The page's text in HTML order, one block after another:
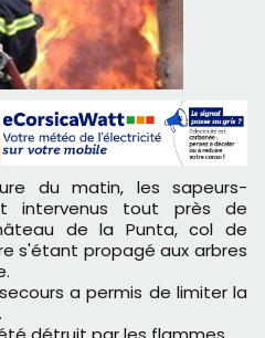
intervenus tout près de
de la Punta, col de
s'étant propagé aux arbres
a permis de limiter la